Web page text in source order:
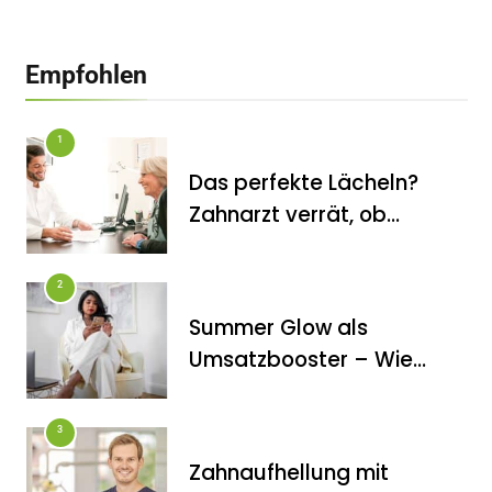
Empfohlen
1
Das perfekte Lächeln?
Zahnarzt verrät, ob
2
Summer Glow als
Umsatzbooster – Wie
3
Zahnaufhellung mit
FITNESS
Die perfekten Liegestütze